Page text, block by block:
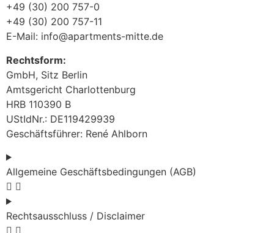
+49 (30) 200 757-0
+49 (30) 200 757-11
E-Mail: info@apartments-mitte.de
Rechtsform:
GmbH, Sitz Berlin
Amtsgericht Charlottenburg
HRB 110390 B
UStIdNr.: DE119429939
Geschäftsführer: René Ahlborn
Allgemeine Geschäftsbedingungen (AGB)
Rechtsausschluss / Disclaimer